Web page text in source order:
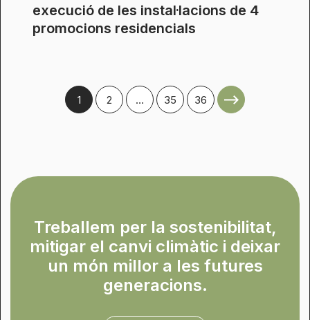
execució de les instal·lacions de 4
promocions residencials
1 2 … 35 36
Treballem per la sostenibilitat,
mitigar el canvi climàtic i deixar
un món millor a les futures
generacions.